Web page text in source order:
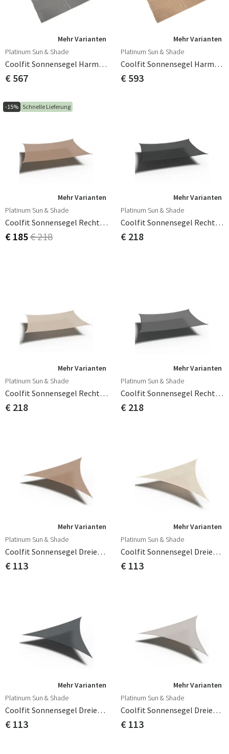
Mehr Varianten
Platinum Sun & Shade
Coolfit Sonnensegel Harmonika 200 X 300 Cm Grau
€ 567
Mehr Varianten
Platinum Sun & Shade
Coolfit Sonnensegel Harmonika 200x300cm Beige
€ 593
-15% Schnelle Lieferung
Mehr Varianten
Platinum Sun & Shade
Coolfit Sonnensegel Rechteck 500x300 Cm Beige
€ 185€ 218
Mehr Varianten
Platinum Sun & Shade
Coolfit Sonnensegel Rechteck 500x300 Cm Black
€ 218
Mehr Varianten
Platinum Sun & Shade
Coolfit Sonnensegel Rechteck 500x300 Cm Ecru White
€ 218
Mehr Varianten
Platinum Sun & Shade
Coolfit Sonnensegel Rechteck 500x300 Cm Grey
€ 218
Mehr Varianten
Platinum Sun & Shade
Coolfit Sonnensegel Dreieckig 360 X 360 Cm Beige
€ 113
Mehr Varianten
Platinum Sun & Shade
Coolfit Sonnensegel Dreieckig 360 X 360 Cm Cremefarben
€ 113
Mehr Varianten
Platinum Sun & Shade
Coolfit Sonnensegel Dreieckig 360 X 360 Cm Grau
€ 113
Mehr Varianten
Platinum Sun & Shade
Coolfit Sonnensegel Dreieckig 360 X 360 Cm Greige
€ 113